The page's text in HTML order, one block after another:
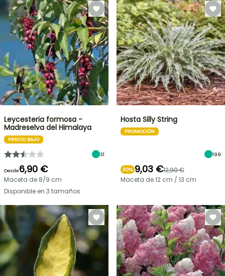
Leycesteria formosa -
Madreselva del Himalaya
PRECIO BAJO
31
Desde6,90 €
Maceta de 8/9 cm
Disponible en 3 tamaños
Hosta Silly String
PROMOCIÓN
199
30% 9,03 €12,90 €
Maceta de 12 cm / 13 cm